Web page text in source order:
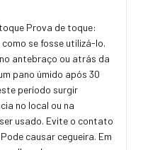
Prova de toque:
se fosse utilizá-lo.
antebraço ou atrás da
pano úmido após 30
período surgir
no local ou na
usado. Evite o contato
causar cegueira. Em